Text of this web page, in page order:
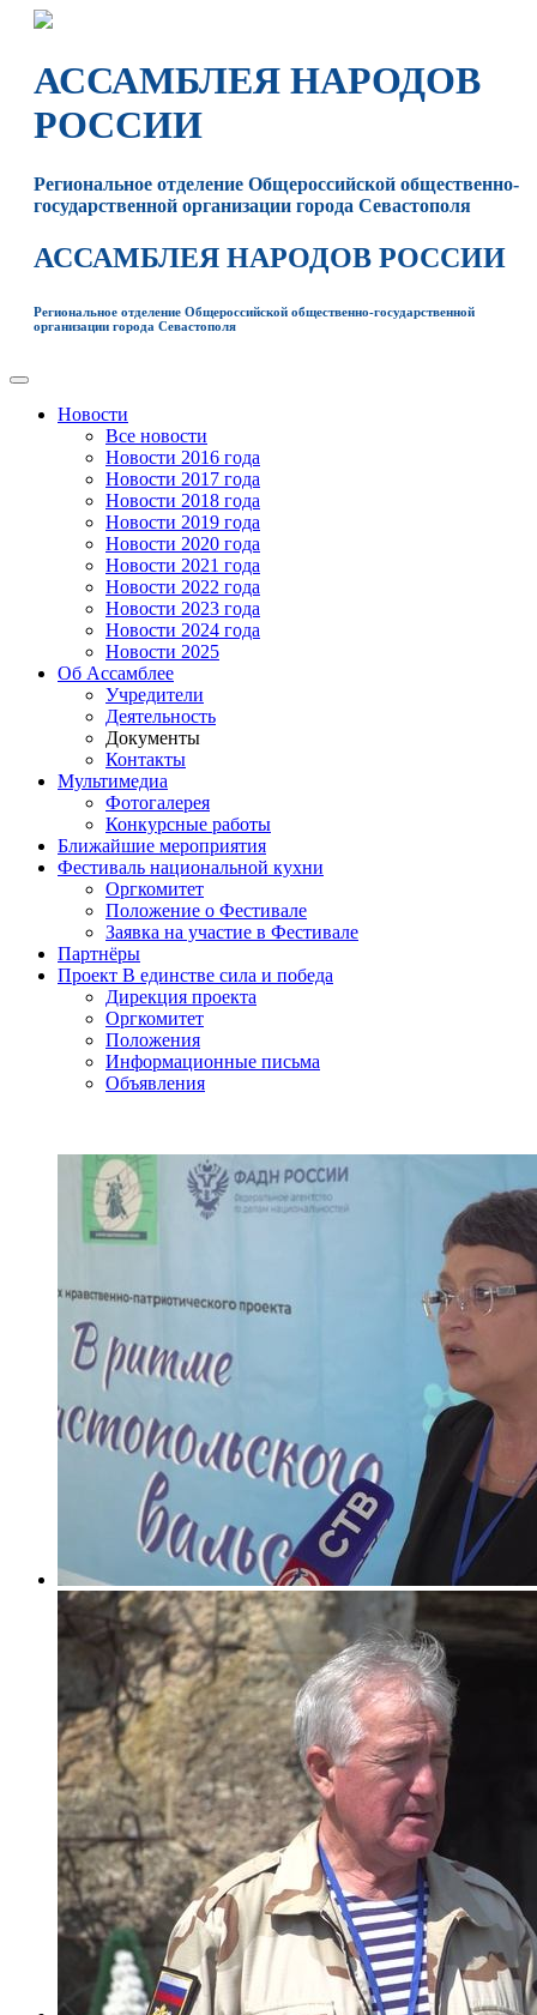
АССАМБЛЕЯ НАРОДОВ
РОССИИ
Региональное отделение Общероссийской общественно-
государственной организации города Севастополя
АССАМБЛЕЯ НАРОДОВ РОССИИ
Региональное отделение Общероссийской общественно-государственной
организации города Севастополя
Toggle
navigationНовости
Все новости
Новости 2016 года
Новости 2017 года
Новости 2018 года
Новости 2019 года
Новости 2020 года
Новости 2021 года
Новости 2022 года
Новости 2023 года
Новости 2024 года
Новости 2025
Об Ассамблее
Учредители
Деятельность
Документы
Контакты
Мультимедиа
Фотогалерея
Конкурсные работы
Ближайшие мероприятия
Фестиваль национальной кухни
Оргкомитет
Положение о Фестивале
Заявка на участие в Фестивале
Партнёры
Проект В единстве сила и победа
Дирекция проекта
Оргкомитет
Положения
Информационные письма
Объявления